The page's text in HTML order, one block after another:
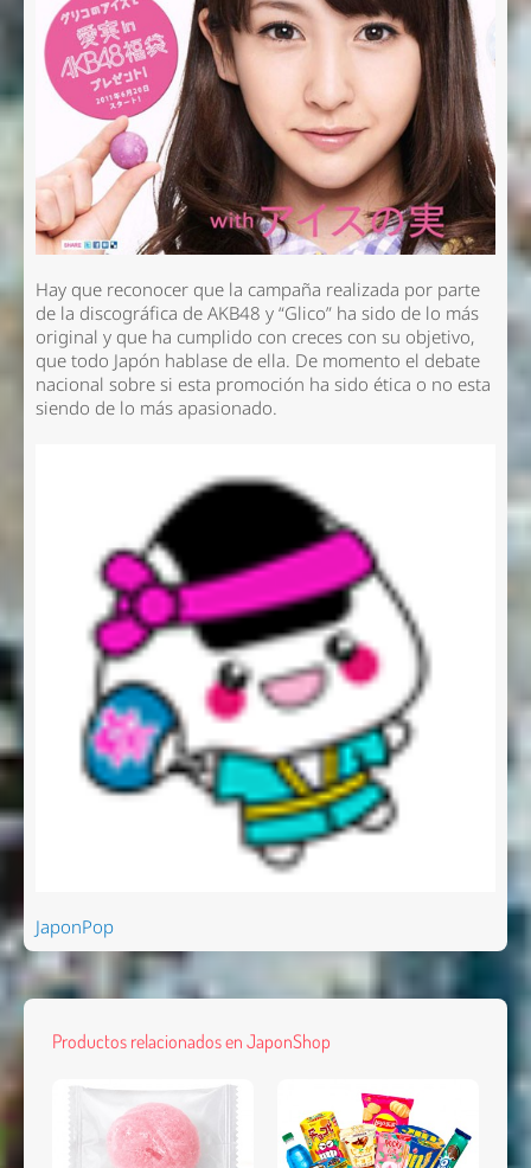
Hay que reconocer que la campaña realizada por parte
de la discográfica de AKB48 y “Glico” ha sido de lo más
original y que ha cumplido con creces con su objetivo,
que todo Japón hablase de ella. De momento el debate
nacional sobre si esta promoción ha sido ética o no esta
siendo de lo más apasionado.
JaponPop
Productos relacionados en JaponShop